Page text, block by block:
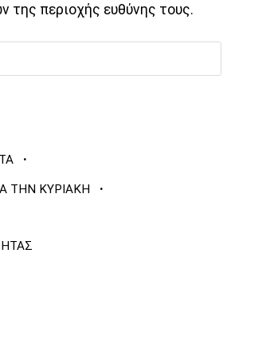
της περιοχής ευθύνης τους.
·
ΤΗΝ ΚΥΡΙΑΚΗ ·